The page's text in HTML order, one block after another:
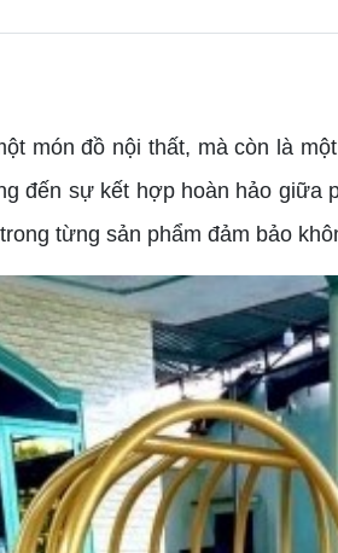
món đồ nội thất, mà còn là
đến sự kết hợp hoàn hảo giữa
từng sản phẩm đảm bảo